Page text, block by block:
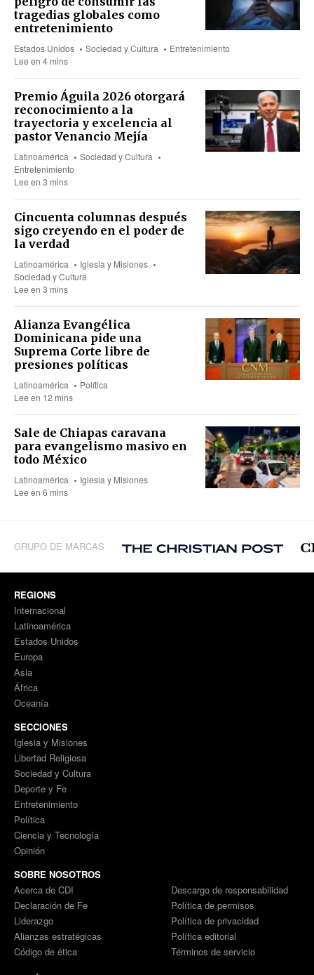
tragedias globales como
entretenimiento
Estados Unidos Sociedad y Cultura
Entretenimiento
Lee en 4 mins
Premio Águila 2026 otorgará
reconocimiento a la
trayectoria y excelencia al
pastor Venancio Mejía
Latinoamérica
Sociedad y Cultura
Entretenimiento
Lee en 3 mins
Cincuenta columnas después
sigo creyendo en el poder de
la verdad
Latinoamérica
Iglesia y Misiones
Sociedad y Cultura
Lee en 3 mins
Alianza Evangélica
Dominicana pide una
Suprema Corte libre de
presiones políticas
Latinoamérica
Política
Lee en 12 mins
Sale de Chiapas caravana
para evangelismo masivo en
todo México
Latinoamérica
Iglesia y Misiones
Lee en 6 mins
GRUPO DE MARCAS
REGIONS
Internacional
Latinoamérica
Estados Unidos
Europa
Asia
África
Oceanía
SECCIONES
Iglesia y Misiones
Libertad Religiosa
Sociedad y Cultura
Deporte y Fe
Entretenimiento
Política
Ciencia y Tecnología
Opinión
SOBRE NOSOTROS
Acerca de CDI
Declaración de Fe
Liderazgo
Alianzas estratégicas
Código de ética
Descargo de responsabilidad
Política de permisos
Política de privacidad
Política editorial
Términos de servicio